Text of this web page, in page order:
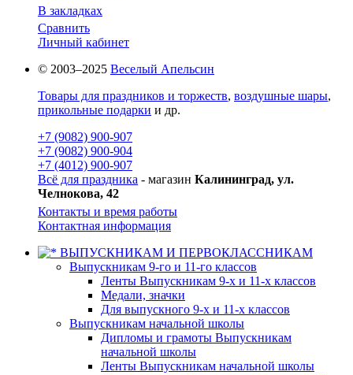
В закладках
Сравнить
Личный кабинет
© 2003–2025 Веселый Апельсин
Товары для праздников и торжеств, воздушные шары,
прикольные подарки и др.
+7 (9082) 900-907
+7 (9082) 900-904
+7 (4012) 900-907
Всё для праздника - магазин Калининград, ул.
Челнокова, 42
Контакты и время работы
Контактная информация
ВЫПУСКНИКАМ И ПЕРВОКЛАССНИКАМ
Выпускникам 9-го и 11-го классов
Ленты Выпускникам 9-х и 11-х классов
Медали, значки
Для выпускного 9-х и 11-х классов
Выпускникам начальной школы
Дипломы и грамоты Выпускникам
начальной школы
Ленты Выпускникам начальной школы